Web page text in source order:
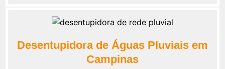
Desentupidora de Águas Pluviais em
Campinas